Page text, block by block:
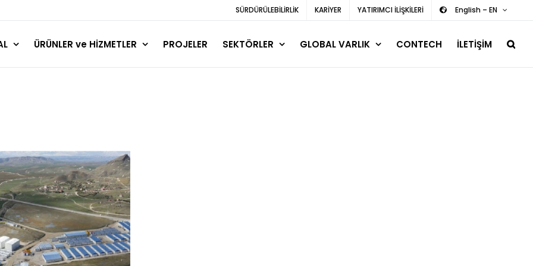
SÜRDÜRÜLEBİLİRLİK KARİYER YATIRIMCI İLİŞKİLERİ English – EN
ÜRÜNLER ve HİZMETLER PROJELER SEKTÖRLER GLOBAL VARLIK CONTECH İLETİŞİM